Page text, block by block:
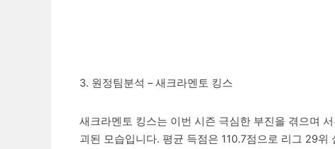
3. 원정팀분석 – 새크라멘토 킹스
새크라멘토 킹스는 이번 시즌 극심한 부진을 겪으며
괴된 모습입니다. 평균 득점은 110.7점으로 리그 29